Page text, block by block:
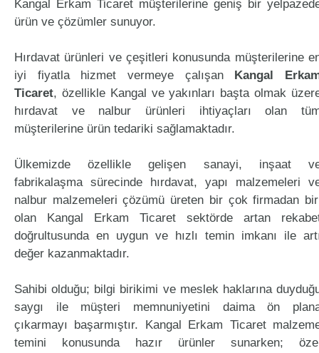
Kangal Erkam Ticaret müşterilerine geniş bir
ürün ve çözümler sunuyor.
Hırdavat ürünleri ve çeşitleri konusunda müşterilerine
iyi fiyatla hizmet vermeye çalışan Kangal
Ticaret, özellikle Kangal ve yakınları başta olmak
hırdavat ve nalbur ürünleri ihtiyaçları olan
müşterilerine ürün tedariki sağlamaktadır.
Ülkemizde özellikle gelişen sanayi, inşaat
fabrikalaşma sürecinde hırdavat, yapı malzemeleri
nalbur malzemeleri çözümü üreten bir çok firmadan
olan Kangal Erkam Ticaret sektörde artan
doğrultusunda en uygun ve hızlı temin imkanı ile
değer kazanmaktadır.
Sahibi olduğu; bilgi birikimi ve meslek haklarına
saygı ile müşteri memnuniyetini daima ön
çıkarmayı başarmıştır. Kangal Erkam Ticaret
temini konusunda hazır ürünler sunarken;